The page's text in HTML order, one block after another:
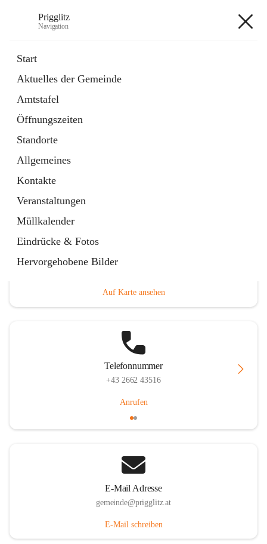
Prigglitz
Navigation
Start
Aktuelles der Gemeinde
Amtstafel
Öffnungszeiten
Standorte
Allgemeines
Kontakte
Veranstaltungen
Müllkalender
Eindrücke & Fotos
Hervorgehobene Bilder
Externe Webseite
in
Tab
Gemeindezeitung
Ordner
öffnet
in
neuem
Tab
Hauptadresse
Auf Karte ansehen
Telefonnummer
+43 2662 43516
Anrufen
E-Mail Adresse
gemeinde@prigglitz.at
E-Mail schreiben